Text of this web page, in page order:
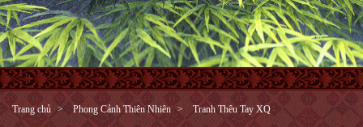
Trang chủ Phong Cảnh Thiên Nhiên Tranh Thêu Tay XQ